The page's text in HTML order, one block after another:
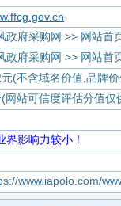
政府采购网 >> 网站首
政府采购网 >> 网站首
元(不含域名价值,品牌
网站可信度评估分值
界影响力较小！
www.iapolo.com/